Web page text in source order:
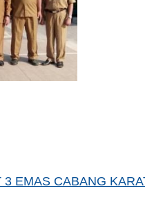
EMAS CABANG